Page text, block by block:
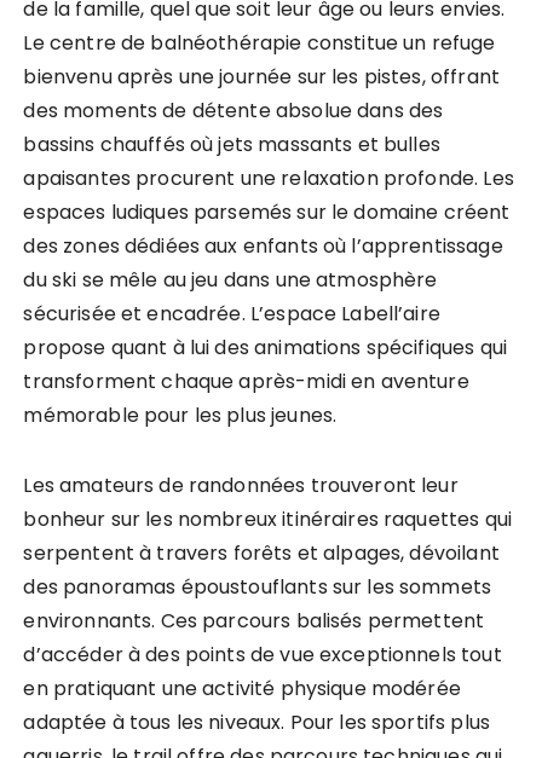
de la famille, quel que soit leur âge ou leurs envies.
Le centre de balnéothérapie constitue un refuge
bienvenu après une journée sur les pistes, offrant
des moments de détente absolue dans des
bassins chauffés où jets massants et bulles
apaisantes procurent une relaxation profonde. Les
espaces ludiques parsemés sur le domaine créent
des zones dédiées aux enfants où l’apprentissage
du ski se mêle au jeu dans une atmosphère
sécurisée et encadrée. L’espace Labell’aire
propose quant à lui des animations spécifiques qui
transforment chaque après-midi en aventure
mémorable pour les plus jeunes.
Les amateurs de randonnées trouveront leur
bonheur sur les nombreux itinéraires raquettes qui
serpentent à travers forêts et alpages, dévoilant
des panoramas époustouflants sur les sommets
environnants. Ces parcours balisés permettent
d’accéder à des points de vue exceptionnels tout
en pratiquant une activité physique modérée
adaptée à tous les niveaux. Pour les sportifs plus